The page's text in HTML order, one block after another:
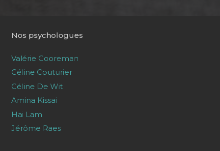
Nos psychologues
Valérie Cooreman
Céline Couturier
Céline De Wit
Amina Kissai
Hai Lam
Jérôme Raes